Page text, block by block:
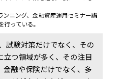
ニング、金融資産運用セミナー講
っている。
試験対策だけでなく、その
つ領域が多く、その注目
融や保険だけでなく、多